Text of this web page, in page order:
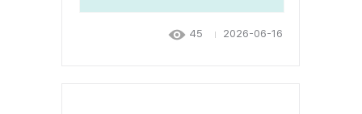
45 2026-06-16